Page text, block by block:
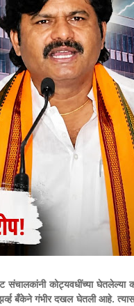
संचालकांनी कोट्यवधींच्या घेतलेल्या
बँकेने गंभीर दखल घेतली आहे.